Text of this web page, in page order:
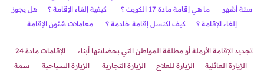
ستة أشهر
ما هي إقامة مادة 17 الكويت ؟ كيفية إلغاء الإقامة ؟
هل يجوز
إلغاء الإقامة ؟
كيف اكنسل إقامة خادمة ؟ معاملات شئون الإقامة
تجديد الإقامة الأرملة أو مطلقة المواطن التي بحضانتها أبناء
الإقامات مادة 24
الزيارة العائلية
الزيارة للعلاج الزيارة التجارية الزيارة السياحية
سمة